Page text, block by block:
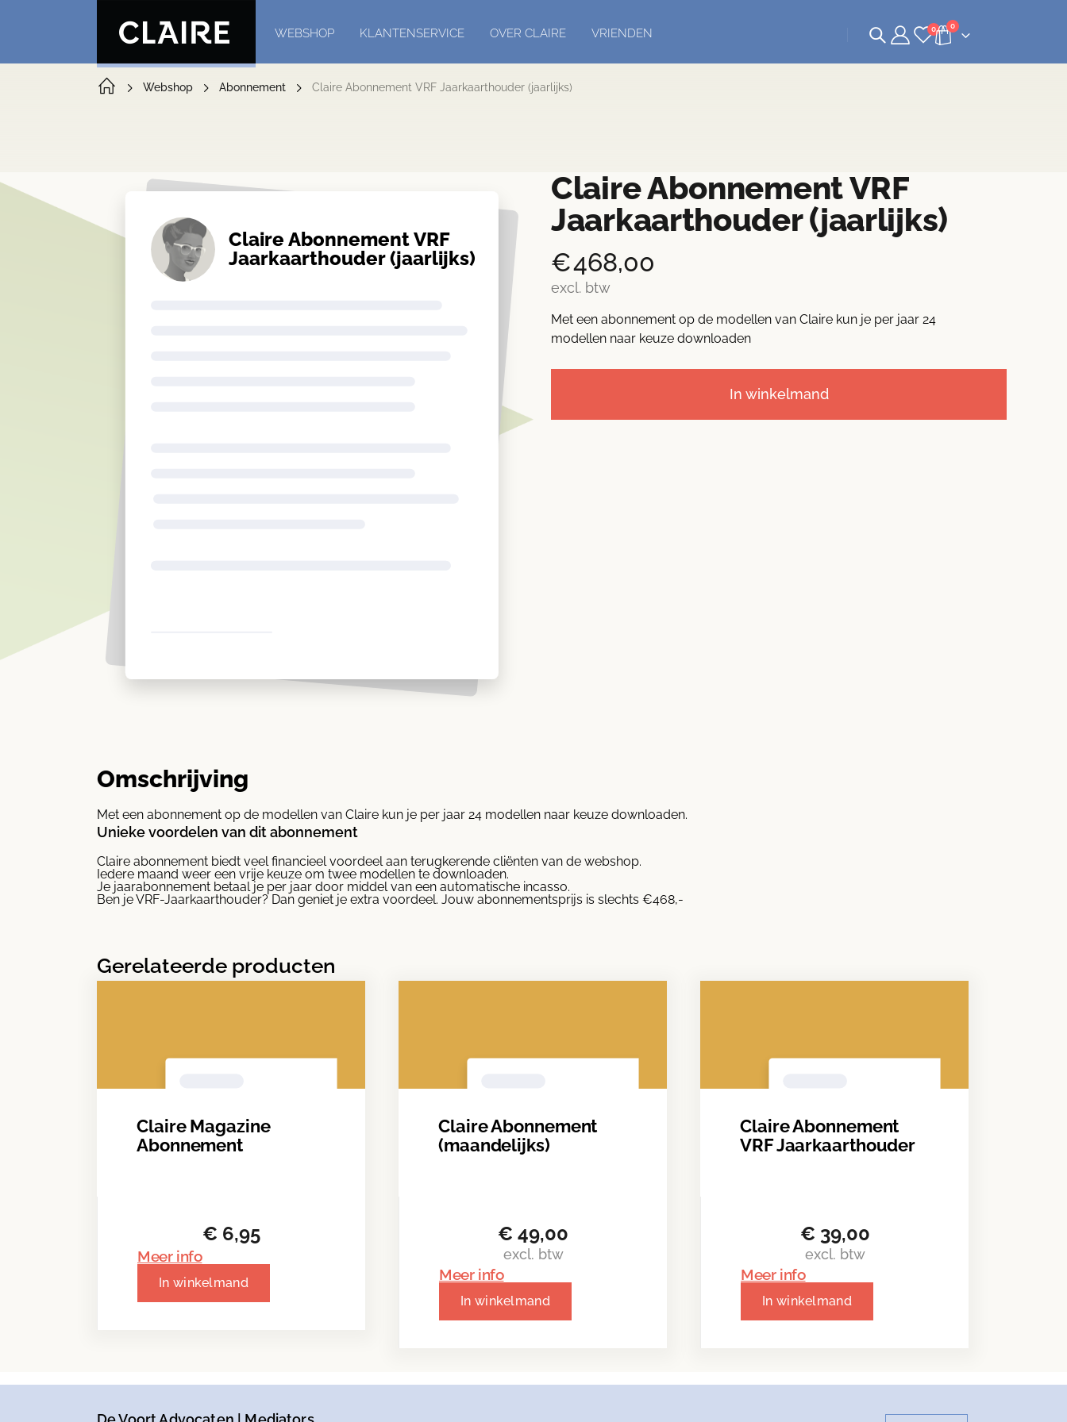
WEBSHOP KLANTENSERVICE OVER CLAIRE VRIENDEN 0 0
Webshop Abonnement Claire Abonnement VRF Jaarkaarthouder (jaarlijks)
Claire Abonnement VRF
Jaarkaarthouder (jaarlijks)
€468,00
excl. btw
Claire Abonnement VRF
Jaarkaarthouder (jaarlijks)
Met een abonnement op de modellen van Claire kun je per jaar 24
modellen naar keuze downloaden
In winkelmand
Omschrijving
Met een abonnement op de modellen van Claire kun je per jaar 24 modellen naar keuze downloaden.
Unieke voordelen van dit abonnement
Claire abonnement biedt veel financieel voordeel aan terugkerende cliënten van de webshop.
Iedere maand weer een vrije keuze om twee modellen te downloaden.
Je jaarabonnement betaal je per jaar door middel van een automatische incasso.
Ben je VRF-Jaarkaarthouder? Dan geniet je extra voordeel. Jouw abonnementsprijs is slechts €468,-
Gerelateerde producten
Claire Magazine
Abonnement
€ 6,95
Meer info
In winkelmand
Claire Abonnement
(maandelijks)
€ 49,00
excl. btw
Meer info
In winkelmand
Claire Abonnement
VRF Jaarkaarthouder
€ 39,00
excl. btw
Meer info
In winkelmand